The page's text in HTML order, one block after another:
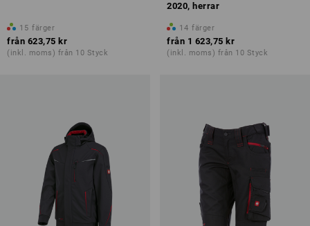
15 färger
från 623,75 kr
(inkl. moms) från 10 Styck
2020, herrar
14 färger
från 1 623,75 kr
(inkl. moms) från 10 Styck